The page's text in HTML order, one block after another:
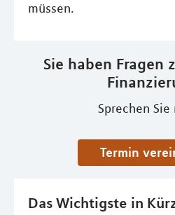
müssen.
Sie haben Fragen
Sprechen
Termin
Das Wichtigste in